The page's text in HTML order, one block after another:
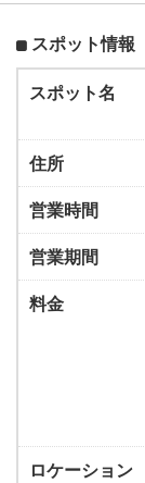
スポット情報
スポット名
住所
営業時間
営業期間
料金
ロケーション